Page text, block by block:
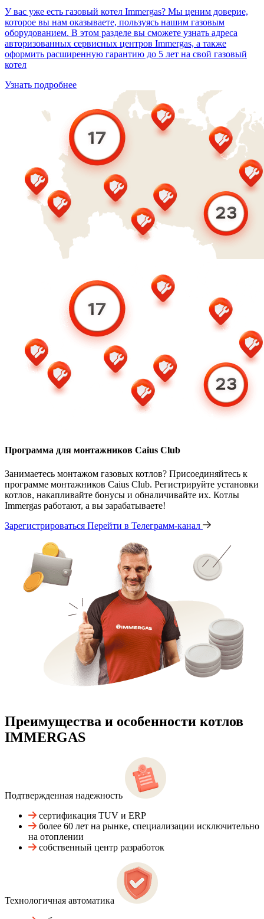
У вас уже есть газовый котел Immergas? Мы ценим доверие,
которое вы нам оказываете, пользуясь нашим газовым
оборудованием. В этом разделе вы сможете узнать адреса
авторизованных сервисных центров Immergas, а также
оформить расширенную гарантию до 5 лет на свой газовый
котел
Узнать подробнее
Программа для монтажников Caius Club
Занимаетесь монтажом газовых котлов? Присоединяйтесь к
программе монтажников Caius Club. Регистрируйте установки
котлов, накапливайте бонусы и обналичивайте их. Котлы
Immergas работают, а вы зарабатываете!
Зарегистрироваться Перейти в Телеграмм-канал
Преимущества и особенности котлов
IMMERGAS
Подтвержденная надежность
сертификация TUV и ERP
более 60 лет на рынке, специализации исключительно
на отоплении
собственный центр разработок
Технологичная автоматика